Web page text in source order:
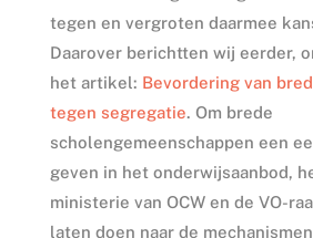
tegen en vergroten daarmee
Daarover berichtten wij eerder,
het artikel: Bevordering van
tegen segregatie. Om brede
scholengemeenschappen een
geven in het onderwijsaanbod,
ministerie van OCW en de VO-
laten doen naar de